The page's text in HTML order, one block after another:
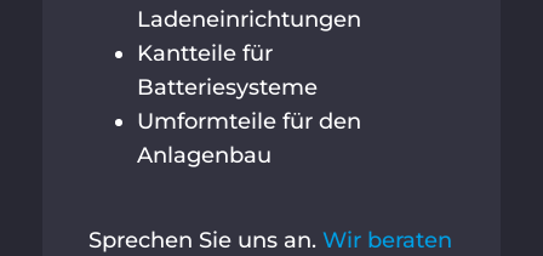
Ladeneinrichtungen
Kantteile für
Batteriesysteme
Umformteile für den
Anlagenbau
Sprechen Sie uns an. Wir beraten